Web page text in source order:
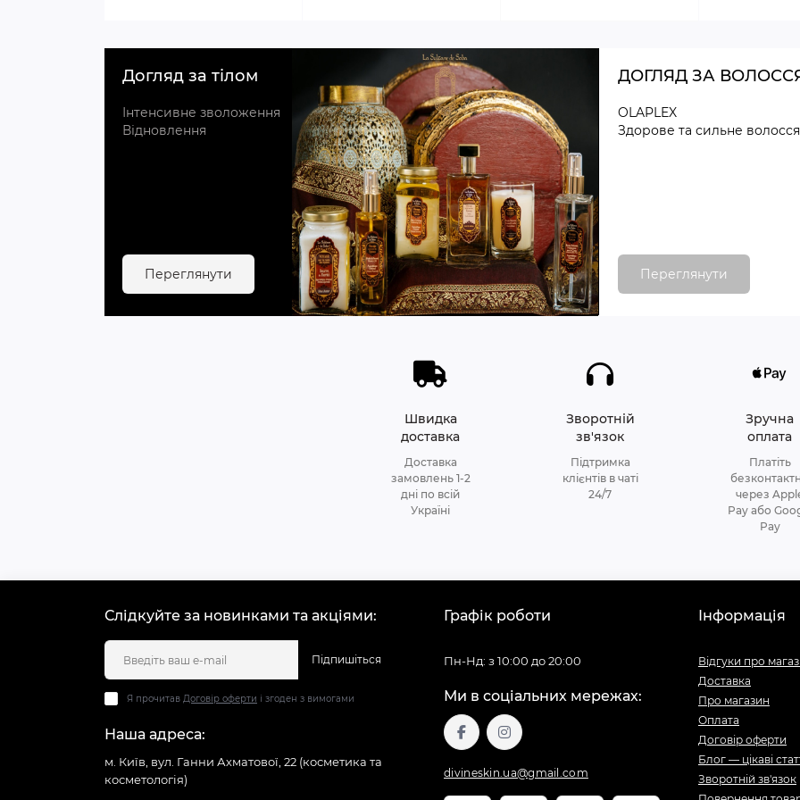
Догляд за тілом
Інтенсивне зволоження
Відновлення
Переглянути
ДОГЛЯД ЗА
OLAPLEX
Здорове та сильне волосся
Переглянути
Швидка
доставка
Доставка
замовлень 1-2
дні по всій
Україні
Зворотній
зв'язок
Підтримка
клієнтів в чаті
24/7
Зручна
оплата
Платіть
через
Pay або
Pay
Слідкуйте за новинками та акціями:
Підпишіться
Я прочитав Договір оферти і згоден з вимогами
Наша адреса:
м. Київ, вул. Ганни Ахматової, 22 (косметика та
косметологія)
Графік роботи
Пн-Нд: з 10:00 до 20:00
Ми в соціальних мережах:
divineskin.ua@gmail.com
Інформація
Відгуки про
Доставка
Про магазин
Оплата
Договір оферти
Блог — цікаві
Зворотній зв'язок